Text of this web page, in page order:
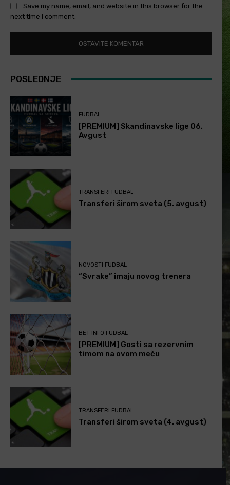
Save my name, email, and website in this browser for the
next time I comment.
POSLEDNJE
FUDBAL
[PREMIUM] Skandinavske lige 06.
Avgust
TRANSFERI FUDBAL
Transferi širom sveta (5. avgust)
NOVOSTI FUDBAL
“Svrake” imaju novog trenera
BET INFO FUDBAL
[PREMIUM] Gosti sa rezervnim
timom na ovom meču
TRANSFERI FUDBAL
Transferi širom sveta (4. avgust)